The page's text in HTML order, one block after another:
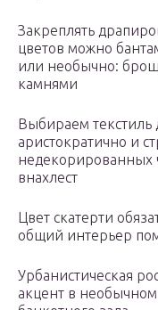
Закреплять
цветов можно
или необычно:
камнями
Выбираем текстиль
аристократично и
недекорированных
внахлест
Цвет скатерти
общий интерьер
Урбанистическая
акцент в